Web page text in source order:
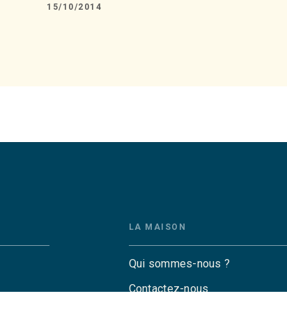
15/10/2014
LA MAISON
Qui sommes-nous ?
Contactez-nous